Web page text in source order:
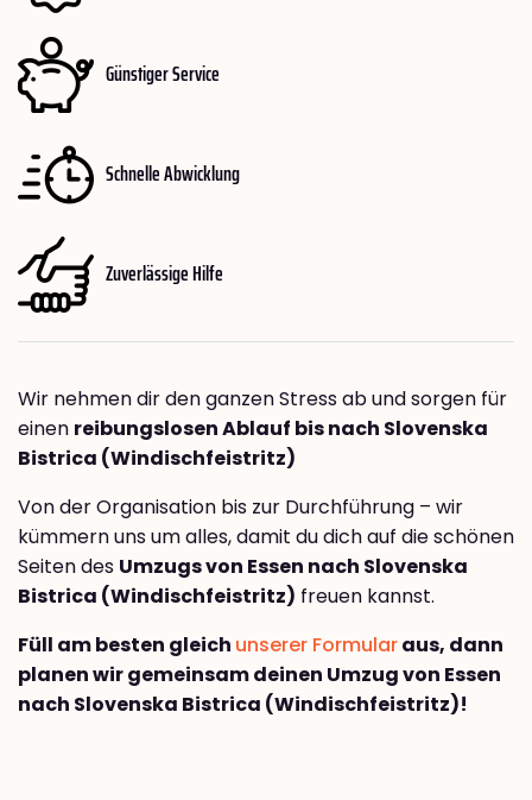
Günstiger Service
Schnelle Abwicklung
Zuverlässige Hilfe
Wir nehmen dir den ganzen Stress ab und sorgen für
einen reibungslosen Ablauf bis nach Slovenska
Bistrica (Windischfeistritz)
Von der Organisation bis zur Durchführung – wir
kümmern uns um alles, damit du dich auf die schönen
Seiten des Umzugs von Essen nach Slovenska
Bistrica (Windischfeistritz) freuen kannst.
Füll am besten gleich unserer Formularaus, dann
planen wir gemeinsam deinen Umzug von Essen
nach Slovenska Bistrica (Windischfeistritz)!